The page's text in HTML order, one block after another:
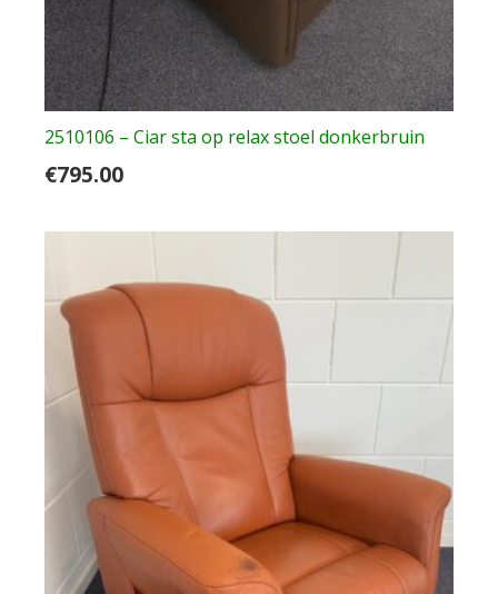
2510106 – Ciar sta op relax stoel donkerbruin
€795.00